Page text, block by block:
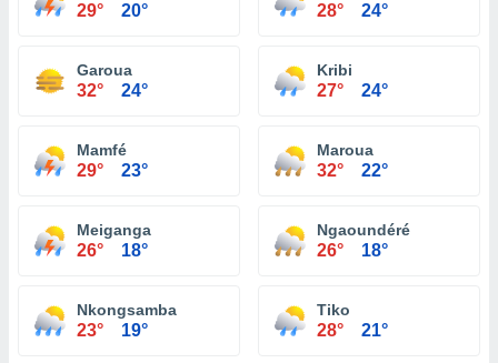
29° 20° 28° 24°
Garoua
32° 24°
Kribi
27° 24°
Mamfé
29° 23°
Maroua
32° 22°
Meiganga
26° 18°
Ngaoundéré
26° 18°
Nkongsamba
23° 19°
Tiko
28° 21°